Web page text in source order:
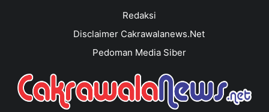
Redaksi
Disclaimer Cakrawalanews.Net
Pedoman Media Siber